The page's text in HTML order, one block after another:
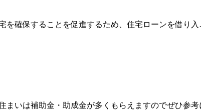
確保することを促進するため、住宅ローンを借り
まいは補助金・助成金が多くもらえますのでぜひ参